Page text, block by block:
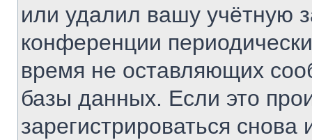
или удалил вашу учётную
конференции
время не оставляющих
базы данных. Если это
зарегистрироваться снова